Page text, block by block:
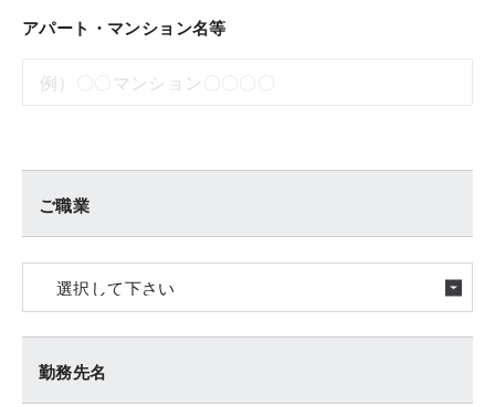
アパート・マンション名等
ご職業
勤務先名